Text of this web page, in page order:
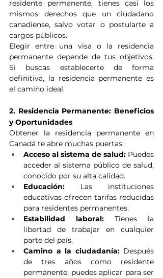
residente permanente, tienes casi los
mismos derechos que un ciudadano
canadiense, salvo votar o postularte a
cargos públicos.
Elegir entre una visa o la residencia
permanente depende de tus objetivos.
Si buscas establecerte de forma
definitiva, la residencia permanente es
el camino ideal.
2. Residencia Permanente: Beneficios
y Oportunidades
Obtener la residencia permanente en
Canadá te abre muchas puertas:
Acceso al sistema de salud: Puedes
acceder al sistema público de salud,
conocido por su alta calidad.
Educación: Las instituciones
educativas ofrecen tarifas reducidas
para residentes permanentes.
Estabilidad laboral: Tienes la
libertad de trabajar en cualquier
parte del país.
Camino a la ciudadanía: Después
de tres años como residente
permanente, puedes aplicar para ser